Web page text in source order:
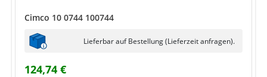
Cimco 10 0744 100744
Lieferbar auf Bestellung (Lieferzeit anfragen).
124,74 €